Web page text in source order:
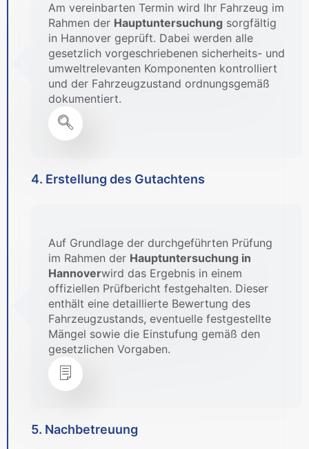
Am vereinbarten Termin wird Ihr Fahrzeug im
Rahmen der Hauptuntersuchung sorgfältig
in Hannover geprüft. Dabei werden alle
gesetzlich vorgeschriebenen sicherheits- und
umweltrelevanten Komponenten kontrolliert
und der Fahrzeugzustand ordnungsgemäß
dokumentiert.
Auf Grundlage der durchgeführten Prüfung
im Rahmen der Hauptuntersuchung in
Hannoverwird das Ergebnis in einem
offiziellen Prüfbericht festgehalten. Dieser
enthält eine detaillierte Bewertung des
Fahrzeugzustands, eventuelle festgestellte
Mängel sowie die Einstufung gemäß den
gesetzlichen Vorgaben.
4. Erstellung des Gutachtens
5. Nachbetreuung